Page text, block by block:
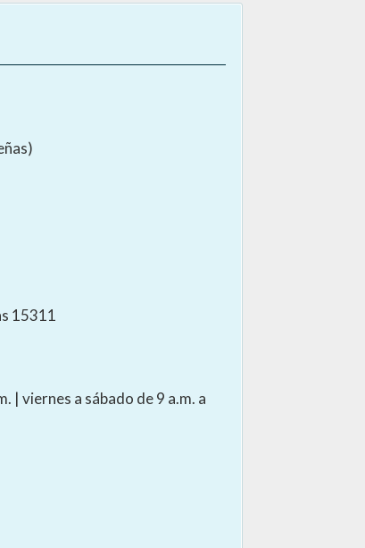
15311
| viernes a sábado de 9 a.m. a